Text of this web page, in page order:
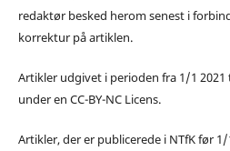
redaktør besked herom senest i
korrektur på artiklen.
Artikler udgivet i perioden fra 1/1
under en CC-BY-NC Licens.
Artikler, der er publicerede i NTfK før